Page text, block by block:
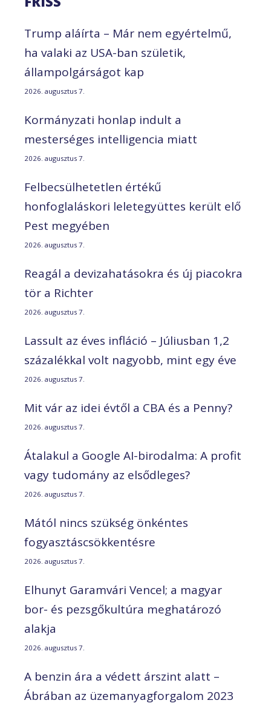
Trump aláírta – Már nem egyértelmű,
ha valaki az USA-ban születik,
állampolgárságot kap
2026. augusztus 7.
Kormányzati honlap indult a
mesterséges intelligencia miatt
2026. augusztus 7.
Felbecsülhetetlen értékű
honfoglaláskori leletegyüttes került elő
Pest megyében
2026. augusztus 7.
Reagál a devizahatásokra és új piacokra
tör a Richter
2026. augusztus 7.
Lassult az éves infláció – Júliusban 1,2
százalékkal volt nagyobb, mint egy éve
2026. augusztus 7.
Mit vár az idei évtől a CBA és a Penny?
2026. augusztus 7.
Átalakul a Google AI-birodalma: A profit
vagy tudomány az elsődleges?
2026. augusztus 7.
Mától nincs szükség önkéntes
fogyasztáscsökkentésre
2026. augusztus 7.
Elhunyt Garamvári Vencel; a magyar
bor- és pezsgőkultúra meghatározó
alakja
2026. augusztus 7.
A benzin ára a védett árszint alatt –
Ábrában az üzemanyagforgalom 2023